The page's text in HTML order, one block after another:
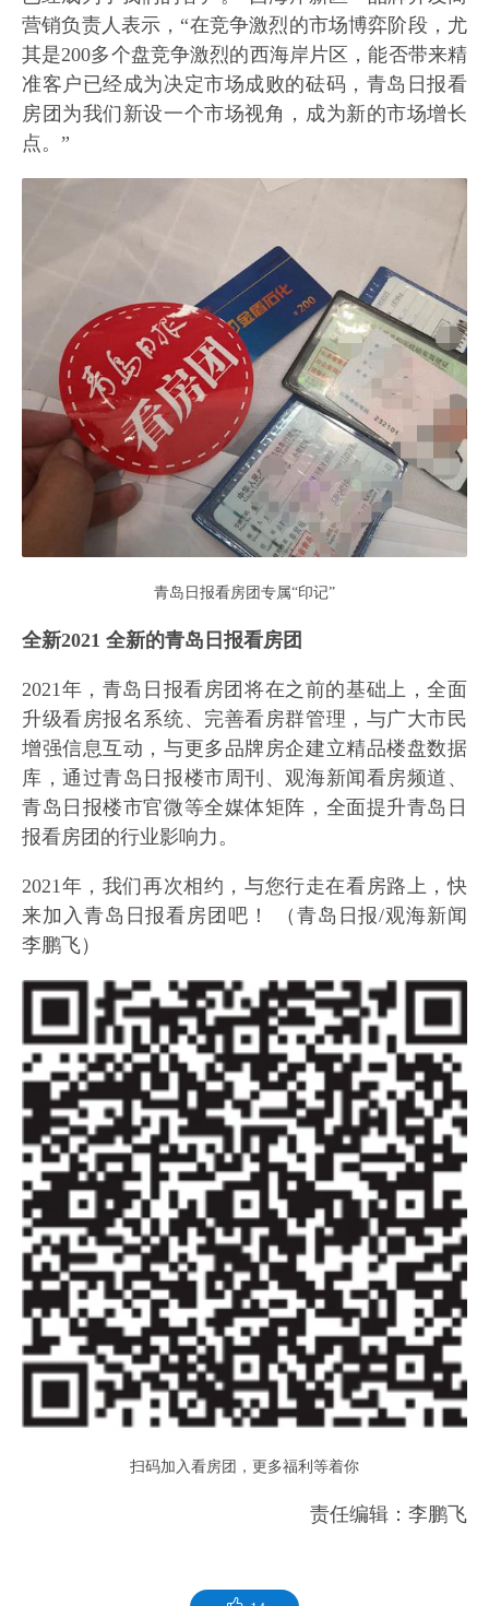
营销负责人表示，“在竞争激烈的市场博弈阶段，尤
其是200多个盘竞争激烈的西海岸片区，能否带来精
准客户已经成为决定市场成败的砝码，青岛日报看
房团为我们新设一个市场视角，成为新的市场增长
点。”
青岛日报看房团专属“印记”
全新2021 全新的青岛日报看房团
2021年，青岛日报看房团将在之前的基础上，全面
升级看房报名系统、完善看房群管理，与广大市民
增强信息互动，与更多品牌房企建立精品楼盘数据
库，通过青岛日报楼市周刊、观海新闻看房频道、
青岛日报楼市官微等全媒体矩阵，全面提升青岛日
报看房团的行业影响力。
2021年，我们再次相约，与您行走在看房路上，快
来加入青岛日报看房团吧！ （青岛日报/观海新闻
李鹏飞）
扫码加入看房团，更多福利等着你
责任编辑：李鹏飞